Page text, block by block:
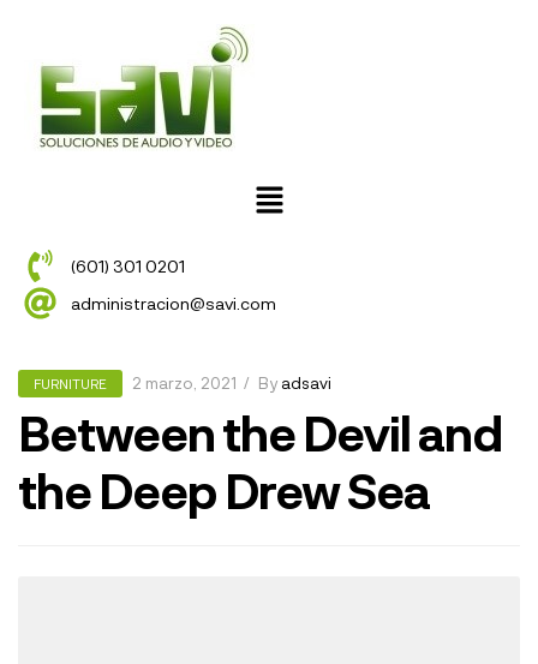
(601) 301 0201
administracion@savi.com
FURNITURE 2 marzo, 2021 By adsavi
Between the Devil and
the Deep Drew Sea